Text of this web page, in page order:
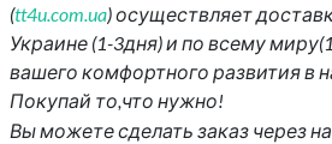
(tt4u.com.ua) осуществляет
Украине (1-3дня) и по всему
вашего комфортного развития в
Покупай то,что нужно!
Вы можете сделать заказ через